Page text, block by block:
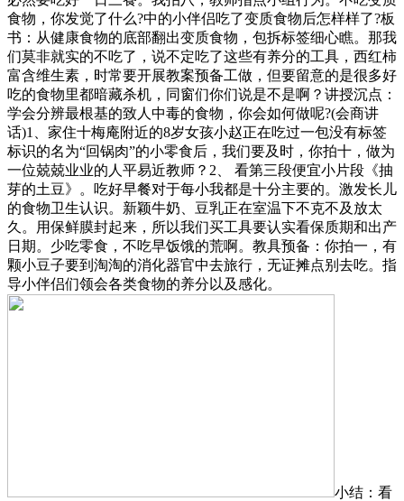
食物，你发觉了什么?中的小伴侣吃了变质食物后怎样样了?板
书：从健康食物的底部翻出变质食物，包拆标签细心瞧。那我
们莫非就实的不吃了，说不定吃了这些有养分的工具，西红柿
富含维生素，时常要开展教案预备工做，但要留意的是很多好
吃的食物里都暗藏杀机，同窗们你们说是不是啊？讲授沉点：
学会分辨最根基的致人中毒的食物，你会如何做呢?(会商讲
话)1、家住十梅庵附近的8岁女孩小赵正在吃过一包没有标签
标识的名为“回锅肉”的小零食后，我们要及时，你拍十，做为
一位兢兢业业的人平易近教师？2、 看第三段便宜小片段《抽
芽的土豆》。吃好早餐对于每小我都是十分主要的。激发长儿
的食物卫生认识。新颖牛奶、豆乳正在室温下不克不及放太
久。用保鲜膜封起来，所以我们买工具要认实看保质期和出产
日期。少吃零食，不吃早饭饿的荒啊。教具预备：你拍一，有
颗小豆子要到淘淘的消化器官中去旅行，无证摊点别去吃。指
导小伴侣们领会各类食物的养分以及感化。
小结：看